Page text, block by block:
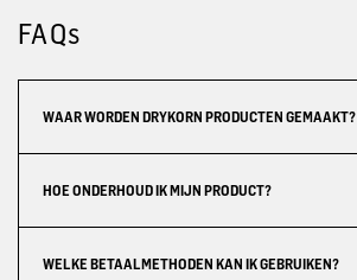
FAQs
WAAR WORDEN DRYKORN PRODUCTEN GEMAAKT?
HOE ONDERHOUD IK MIJN PRODUCT?
WELKE BETAALMETHODEN KAN IK GEBRUIKEN?